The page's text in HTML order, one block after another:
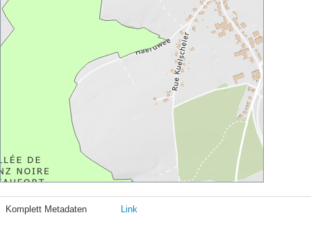
Komplett Metadaten Link